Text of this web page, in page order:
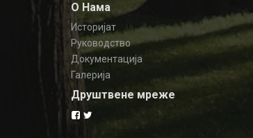
О Нама
Историјат
Руководство
Документација
Галерија
Друштвене мреже